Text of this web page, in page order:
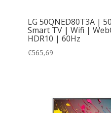
LG 50QNED80T3A |
Smart TV | Wifi |
HDR10 | 60Hz
€565,69